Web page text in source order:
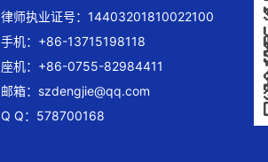
律师执业证号：14403201810022100
手机：+86-13715198118
座机：+86-0755-82984411
邮箱： szdengjie@qq.com
Q Q：578700168